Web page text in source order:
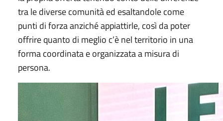
tra le diverse comunità ed esaltandole come
punti di forza anziché appiattirle, così da poter
offrire quanto di meglio c’è nel territorio in una
forma coordinata e organizzata a misura di
persona.